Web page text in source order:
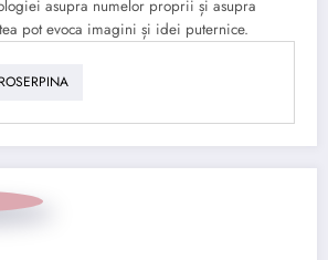
asupra numelor proprii și asupra
pot evoca imagini și idei puternice.